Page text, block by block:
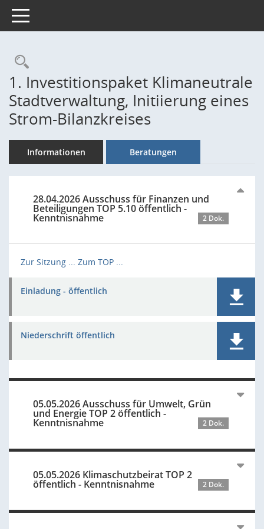
Toggle navigation
Rechercheauswahl
1. Investitionspaket Klimaneutrale
Stadtverwaltung, Initiierung eines
Strom-Bilanzkreises
Informationen Beratungen
28.04.2026 Ausschuss für Finanzen und
Beteiligungen TOP 5.10 öffentlich -
Kenntnisnahme 2 Dok.
Zur Sitzung ... Zum TOP ...
Einladung - öffentlich
Niederschrift öffentlich
05.05.2026 Ausschuss für Umwelt, Grün
und Energie TOP 2 öffentlich -
Kenntnisnahme 2 Dok.
05.05.2026 Klimaschutzbeirat TOP 2
öffentlich - Kenntnisnahme 2 Dok.